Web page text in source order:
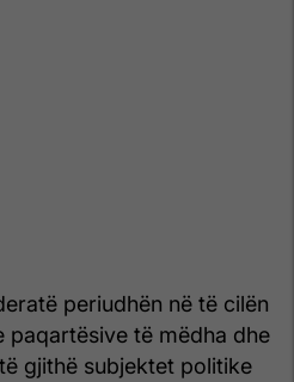
periudhën në të cilën
paqartësive të mëdha dhe
gjithë subjektet politike